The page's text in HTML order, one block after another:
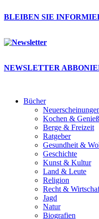
BLEIBEN SIE
NEWSLETTER
Bücher
Kochen &
Berge & Freizeit
Ratgeber
Gesundheit &
Geschichte
Kunst & Kultur
Land & Leute
Religion
Recht &
Jagd
Natur
Biografien